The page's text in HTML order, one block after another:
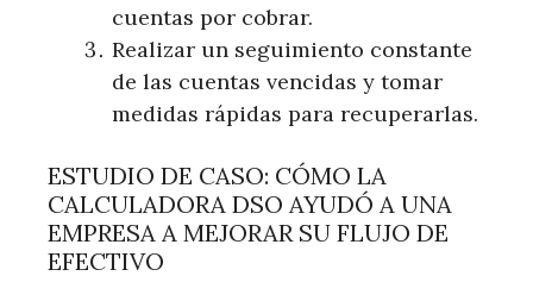
cuentas por cobrar.
Realizar un seguimiento constante
de las cuentas vencidas y tomar
medidas rápidas para recuperarlas.
ESTUDIO DE CASO: CÓMO LA
CALCULADORA DSO AYUDÓ A UNA
EMPRESA A MEJORAR SU FLUJO DE
EFECTIVO